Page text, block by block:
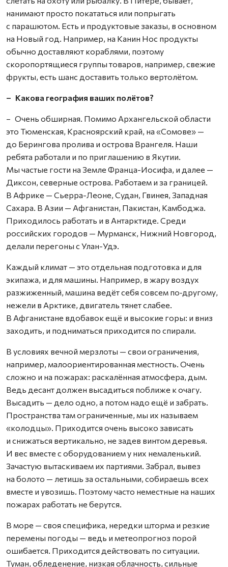
нанимают просто покататься или попрыгать
с парашютом. Есть и продуктовые заказы, в основном
на Новый год. Например, на Канин Нос продукты
обычно доставляют кораблями, поэтому
скоропортящиеся группы товаров, например, свежие
фрукты, есть шанс доставить только вертолётом.
– Какова география ваших полётов?
– Очень обширная. Помимо Архангельской области
это Тюменская, Красноярский край, на «Сомове» —
до Берингова пролива и острова Врангеля. Наши
ребята работали и по приглашению в Якутии.
Мы частые гости на Земле Франца-Иосифа, и далее —
Диксон, северные острова. Работаем и за границей.
В Африке — Сьерра-Леоне, Судан, Гвинея, Западная
Сахара. В Азии — Афганистан, Пакистан, Камбоджа.
Приходилось работать и в Антарктиде. Среди
российских городов — Мурманск, Нижний Новгород,
делали перегоны с Улан-Удэ.
Каждый климат — это отдельная подготовка и для
экипажа, и для машины. Например, в жару воздух
разжиженный, машина ведёт себя совсем по‑другому,
нежели в Арктике, двигатель тянет слабее.
В Афганистане вдобавок ещё и высокие горы: и вниз
заходить, и подниматься приходится по спирали.
В условиях вечной мерзлоты — свои ограничения,
например, малоориентированная местность. Очень
сложно и на пожарах: раскалённая атмосфера, дым.
Ведь десант должен высадиться поближе к очагу.
Высадить — дело одно, а потом надо ещё и забрать.
Пространства там ограниченные, мы их называем
«колодцы». Приходится очень высоко зависать
и снижаться вертикально, не задев винтом деревья.
И вес вместе с оборудованием у них немаленький.
Зачастую вытаскиваем их партиями. Забрал, вывез
на болото — летишь за остальными, собираешь всех
вместе и увозишь. Поэтому часто неместные на наших
пожарах работать не берутся.
В море — своя специфика, нередки шторма и резкие
перемены погоды — ведь и метеопрогноз порой
ошибается. Приходится действовать по ситуации.
Туман, обледенение, низкая облачность, сильные